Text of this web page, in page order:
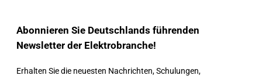
Abonnieren Sie Deutschlands führenden
Newsletter der Elektrobranche!
Erhalten Sie die neuesten Nachrichten, Schulungen,